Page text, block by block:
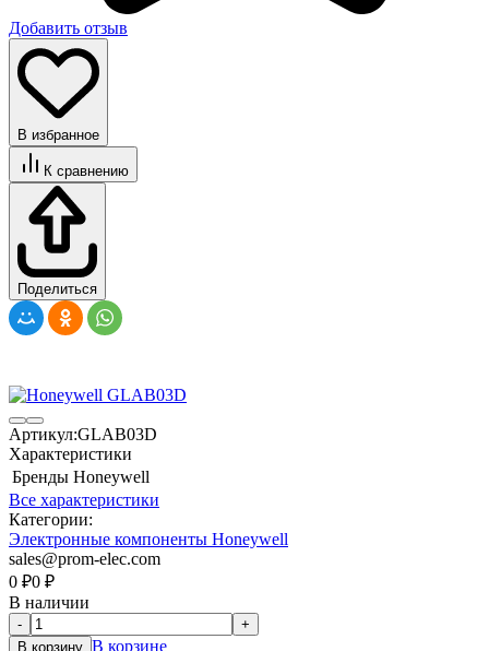
Добавить отзыв
В избранное
К сравнению
Поделиться
Артикул:GLAB03D
Характеристики
Бренды Honeywell
Все характеристики
Категории:
Электронные компоненты Honeywell
sales@prom-elec.com
0 ₽0 ₽
В наличии
-
+
В корзину В корзине